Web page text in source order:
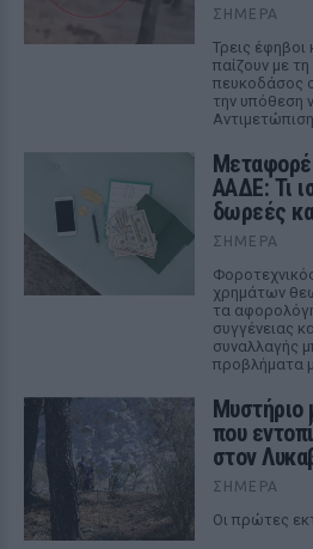
ΣΉΜΕΡΑ
Τρεις
παίζουν με
πευκοδάσος
την υπόθεση
ΑΑΔΕ: Τι
δωρεές
ΣΉΜΕΡΑ
χρημάτων
τα
συγγένειας
συναλλαγής
προβλήματα
Μυστήριο
που
στον
ΣΉΜΕΡΑ
Οι πρώτες